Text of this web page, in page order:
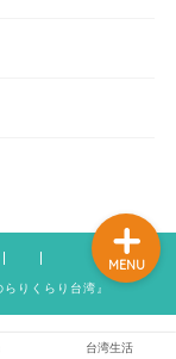
りくらり台湾』
台湾生活
MENU